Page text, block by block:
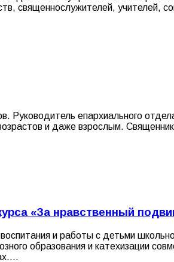
священнослужителей, учителей,
епархиального
и даже взрослым.
«За нравственный
воспитания и работы с детьми
образования и катехизации